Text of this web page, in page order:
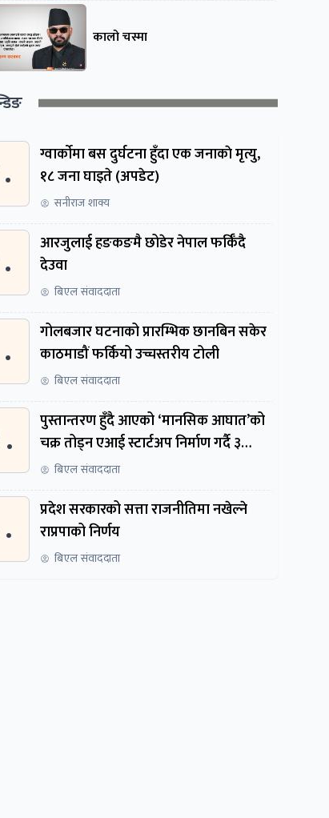
कालो चस्मा
ग्वार्काेमा बस दुर्घटना हुँदा एक जनाकाे मृत्यु,
१८ जना घाइते (अपडेट)
सनीराज शाक्य
आरजुलाई हङकङमै छोडेर नेपाल फर्किँदै
देउवा
बिएल संवाददाता
गोलबजार घटनाको प्रारम्भिक छानबिन सकेर
काठमाडौं फर्कियो उच्चस्तरीय टोली
बिएल संवाददाता
पुस्तान्तरण हुँदै आएको ‘मानसिक आघात’को
चक्र तोड्न एआई स्टार्टअप निर्माण गर्दै ३
नेपाली
बिएल संवाददाता
प्रदेश सरकारको सत्ता राजनीतिमा नखेल्ने
राप्रपाको निर्णय
बिएल संवाददाता